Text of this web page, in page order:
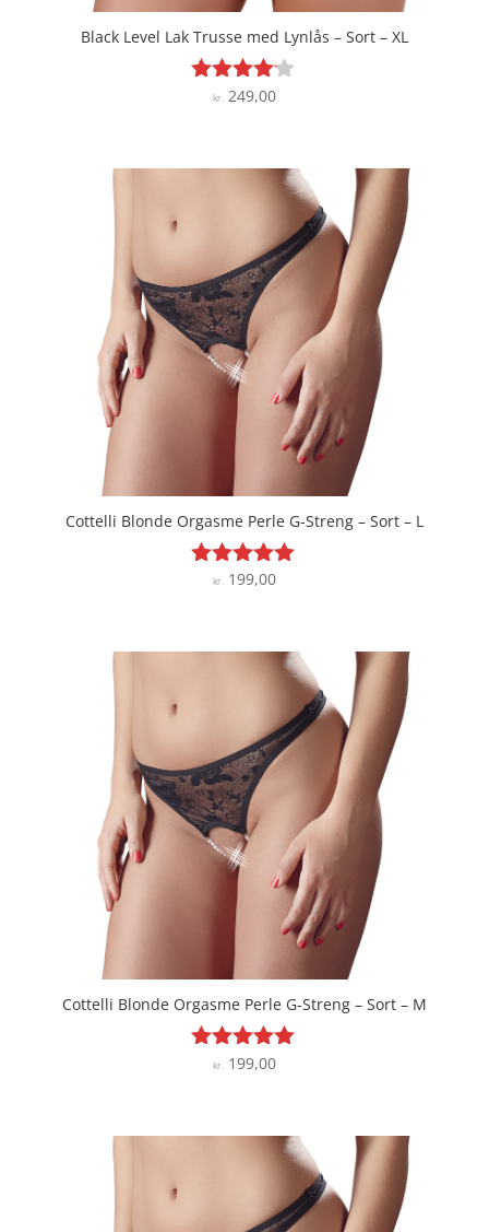
Black Level Lak Trusse med Lynlås – Sort – XL
Vurderet
kr. 249,00
Cottelli Blonde Orgasme Perle G-Streng – Sort – L
Vurderet
kr.199,00
Cottelli Blonde Orgasme Perle G-Streng – Sort – M
Vurderet
kr. 199,00